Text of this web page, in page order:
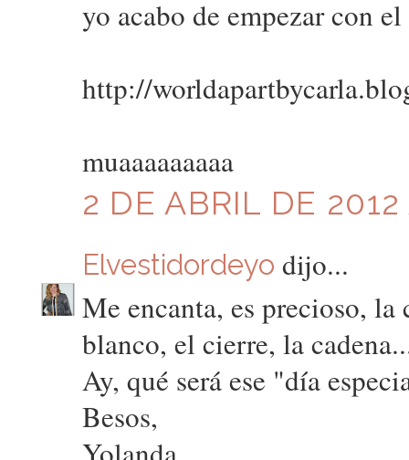
yo acabo de empezar con
http://
muaaaaaaaaa
2 DE ABRIL DE
Elvestidordeyo dijo...
Me encanta, es precioso,
blanco, el cierre, la
Ay, qué será ese "día
Besos,